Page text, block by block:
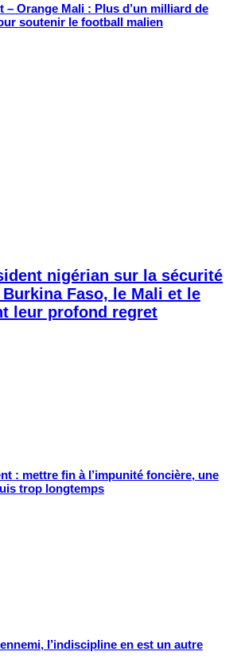
– Orange Mali : Plus d’un milliard de
soutenir le football malien
nigérian sur la sécurité
Burkina Faso, le Mali et le
leur profond regret
: mettre fin à l’impunité foncière, une
trop longtemps
l’indiscipline en est un autre